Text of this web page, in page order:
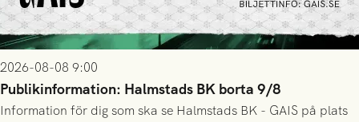
2026-08-08 9:00
Publikinformation: Halmstads BK borta 9/8
Information för dig som ska se Halmstads BK - GAIS på plats